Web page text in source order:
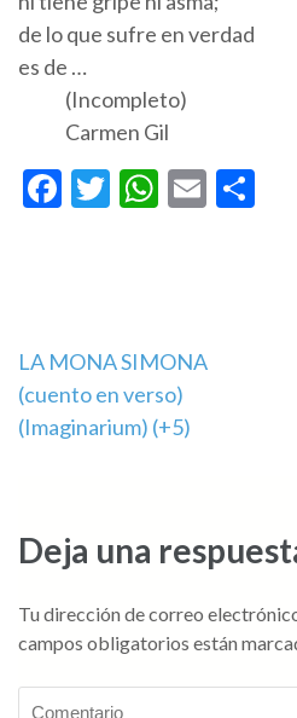
de lo que sufre en verdad
es de …
(Incompleto)
Carmen Gil
Facebook
TwitterEmail
Navegación
de
LA MONA SIMONA
(cuento en verso)
(Imaginarium) (+5)
Deja una
Tu dirección de correo
campos obligatorios están